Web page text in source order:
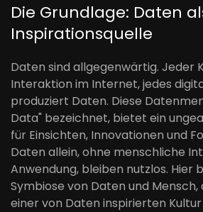
Die Grundlage: Daten
Inspirationsquelle
Daten sind allgegenwärtig. Jeder
Interaktion im Internet, jedes
produziert Daten. Diese
Data" bezeichnet, bietet ein
für Einsichten, Innovationen und
Daten allein, ohne menschliche
Anwendung, bleiben nutzlos. Hier
Symbiose von Daten und Mensch,
einer von Daten inspirierten